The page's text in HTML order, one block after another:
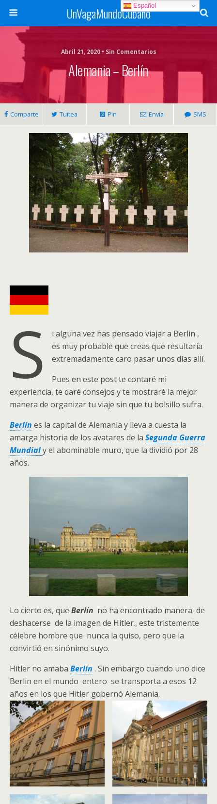
UnVagaMundoCubano
Abril 21, 2020 • Sin Comentarios
Alemania – Berlín
Comparte Tuitea Pin Envía SMS
S
i alguna vez has pensado viajar a Berlin ,
es muy probable que creas que resultaría
extremadamente caro pasar unos días allí.
Pues en este post te contaré mi
experiencia, te daré consejos y te mostraré la mejor
manera de organizar tu viaje sin que tu bolsillo sufra.
Berlín es la capital de Alemania y lleva a cuesta la
amarga historia de los avatares de la Segunda Guerra
Mundialy el abominable muro, que la dividió por 28
años.
Lo cierto es, que Berlín no ha encontrado manera de
deshacerse de la imagen de Hitler., este tristemente
célebre hombre que nunca la quiso, pero que la
convirtió en sinónimo suyo.
Hitler no amaba Berlín . Sin embargo cuando uno dice
Berlin en el mundo entero se transporta a esos 12
años en los que Hitler gobernó Alemania.
Español